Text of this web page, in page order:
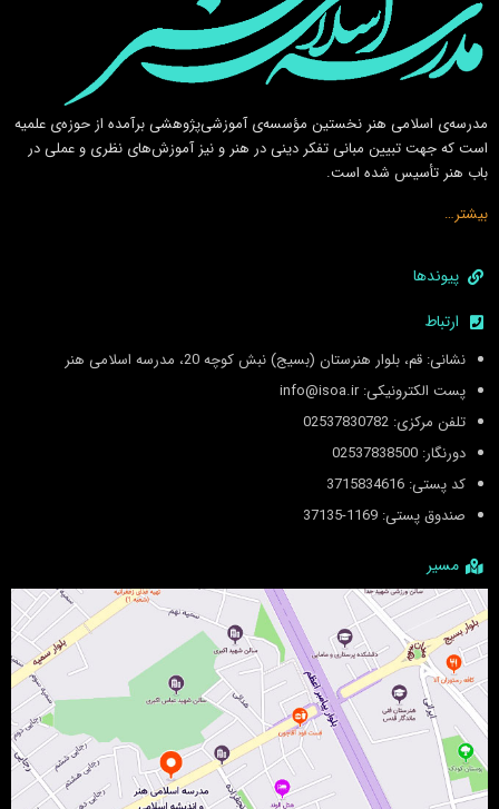
مدرسه‌ی اسلامى هنر نخستين مؤسسه‌ی آموزشى‌پژوهشى برآمده از حوزه‌ی علميه
است كه جهت تبيين مبانى تفكر دينى در هنر و نيز آموزش‌هاى نظرى و عملى در
باب هنر تأسيس شده است.
بیشتر…
پیوندها
ارتباط
نشانی: قم، بلوار هنرستان (بسیج) نبش کوچه 20، مدرسه اسلامی هنر
پست الکترونیکی: info@isoa.ir
تلفن مرکزی: 02537830782
دورنگار: 02537838500
کد پستی: 3715834616
صندوق پستی: 1169-37135
مسیر